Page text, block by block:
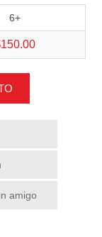
6+
amigo